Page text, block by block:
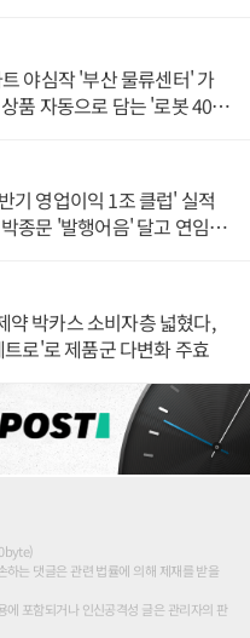
야심작 '부산 물류센터' 가
품 자동으로 담는 '로봇 400
기 영업이익 1조 클럽' 실적
종문 '발행어음' 달고 연임 향
약 박카스 소비자층 넓혔다,
로'로 제품군 다변화 주효
는 댓글은 관련 법률에 의해 제재를 받을
포함되거나 인신공격성 글은 관리자의 판